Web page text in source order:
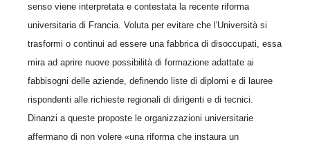
senso viene interpretata e contestata la recente riforma
universitaria di Francia. Voluta per evitare che l'Università si
trasformi o continui ad essere una fabbrica di disoccupati, essa
mira ad aprire nuove possibilità di formazione adattate ai
fabbisogni delle aziende, definendo liste di diplomi e di lauree
rispondenti alle richieste regionali di dirigenti e di tecnici.
Dinanzi a queste proposte le organizzazioni universitarie
affermano di non volere «una riforma che instaura un